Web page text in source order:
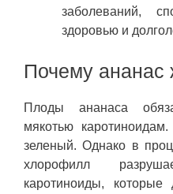
заболеваний,
здоровью и
Почему ананас
Плоды ананаса
мякотью
зеленый. Однако в
хлорофилл
каротиноиды,